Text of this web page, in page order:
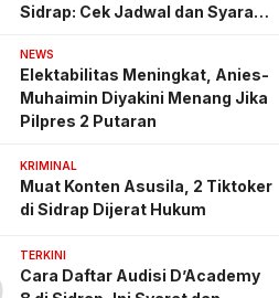
Sidrap: Cek Jadwal dan Syarat
NEWS
Elektabilitas Meningkat, Anies-
Muhaimin Diyakini Menang Jika
Pilpres 2 Putaran
KRIMINAL
Muat Konten Asusila, 2 Tiktoker
di Sidrap Dijerat Hukum
TERKINI
Cara Daftar Audisi D’Academy